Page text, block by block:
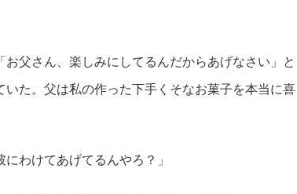
父さん、楽しみにしてるんだからあげなさい」と
た。父は私の作った下手くそなお菓子を本当に喜
わけてあげてるんやろ？」